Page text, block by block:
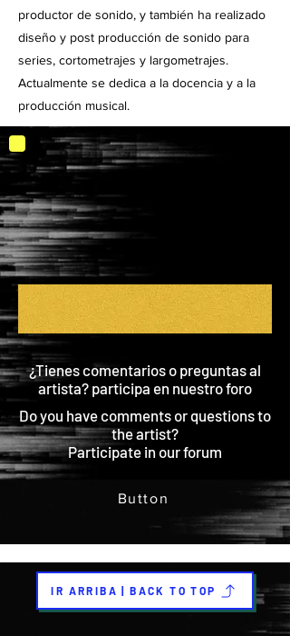
productor de sonido, y también ha realizado
diseño y post producción de sonido para
series, cortometrajes y largometrajes.
Actualmente se dedica a la docencia y a la
producción musical.
¿Tienes comentarios o preguntas al
artista? participa en nuestro foro
Do you have comments or questions to
the artist?
Participate in our forum
Button
IR ARRIBA | BACK TO TOP